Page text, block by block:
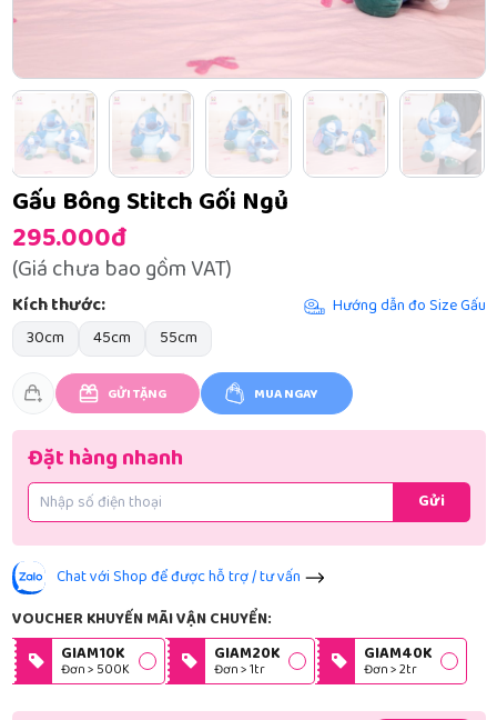
Gấu Bông Stitch Gối Ngủ
295.000đ
(Giá chưa bao gồm VAT)
Kích thước:
Hướng dẫn đo Size Gấu
30cm
45cm 55cm
GỬI TẶNG MUA NGAY
Đặt hàng nhanh
Gửi
Chat với Shop để được hỗ trợ / tư vấn
VOUCHER KHUYẾN MÃI VẬN CHUYỂN:
GIAM10K
Đơn > 500K
GIAM20K
Đơn > 1tr
GIAM40K
Đơn > 2tr